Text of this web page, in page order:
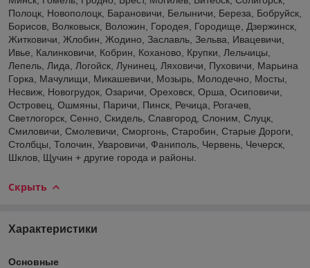
Полоцк, Новополоцк, Барановичи, Белыничи, Береза, Бобруйск,
Борисов, Волковыск, Воложин, Городея, Городище, Дзержинск,
Житковичи, Жлобин, Жодино, Заславль, Зельва, Ивацевичи,
Ивье, Калинковичи, Кобрин, Коханово, Крупки, Лельчицы,
Лепель, Лида, Логойск, Лунинец, Ляховичи, Пуховичи, Марьина
Горка, Мачулищи, Микашевичи, Мозырь, Молодечно, Мосты,
Несвиж, Новогрудок, Озаричи, Ореховск, Орша, Осиповичи,
Островец, Ошмяны, Паричи, Пинск, Речица, Рогачев,
Светлогорск, Сенно, Скидель, Славгород, Слоним, Слуцк,
Смиловичи, Смолевичи, Сморгонь, Старобин, Старые Дороги,
Столбцы, Толочин, Уваровичи, Фаниполь, Червень, Чечерск,
Шклов, Щучин + другие города и районы.
Скрыть
Характеристики
Основные